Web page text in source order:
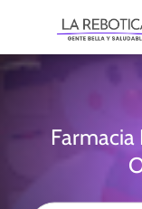
Farmacia